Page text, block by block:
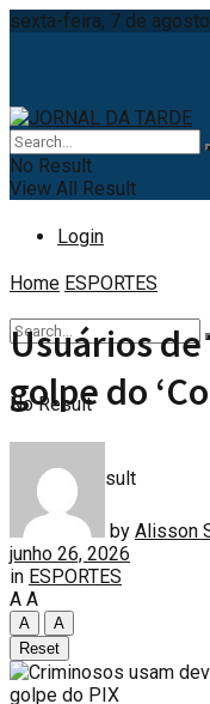
sexta-feira, 7 de
Login
No Result
View All Result
No Result
View All Result
Home ESPORTES
Usuários
golpe do
by Alisson
junho 26, 2026
in ESPORTES
A A
A
A
Reset